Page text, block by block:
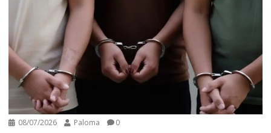
08/07/2026 Paloma 0